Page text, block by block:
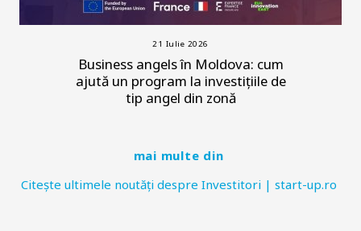
21 Iulie 2026
Business angels în Moldova: cum
ajută un program la investițiile de
tip angel din zonă
mai multe din
Citește ultimele noutăți despre Investitori | start-up.ro